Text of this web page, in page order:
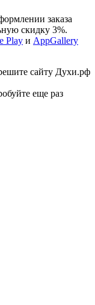
заказа
скидку 3%.
Play и AppGallery
сайту Духи.рф
еще раз